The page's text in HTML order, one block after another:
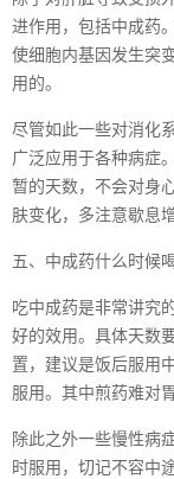
进作用，包括中成药
使细胞内基因发生突
用的。
尽管如此一些对消化
广泛应用于各种病症
暂的天数，不会对身
肤变化，多注意歇息
五、中成药什么时候
吃中成药是非常讲究
好的效用。具体天数
置，建议是饭后服用
服用。其中煎药难对
除此之外一些慢性病
时服用，切记不容中